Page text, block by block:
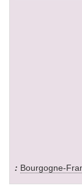
Bourgogne-